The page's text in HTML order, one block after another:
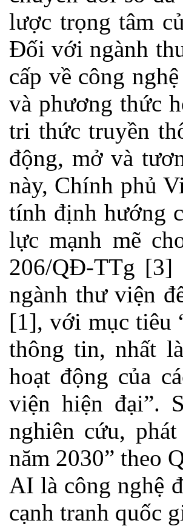
lược trọng tâm
Đối với ngành
cấp về công
và phương thức
tri thức truyền
động, mở và
này, Chính phủ
tính định hướng
lực mạnh mẽ
206/QĐ-TTg [3]
ngành thư viện
[1], với mục tiêu
thông tin, nhất
hoạt động của
viện hiện đại”.
nghiên cứu,
năm 2030” theo
AI là công nghệ
cạnh tranh quốc